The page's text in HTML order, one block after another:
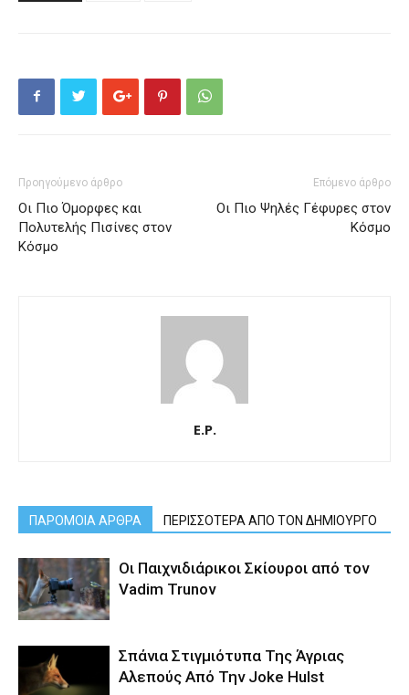
Προηγούμενο άρθρο
Οι Πιο Όμορφες και
Πολυτελής Πισίνες στον
Κόσμο
Επόμενο άρθρο
Οι Πιο Ψηλές Γέφυρες στον
Κόσμο
E.P.
ΠΑΡΟΜΟΙΑ ΑΡΘΡΑ ΠΕΡΙΣΣΟΤΕΡΑ ΑΠΟ ΤΟΝ ΔΗΜΙΟΥΡΓΟ
Οι Παιχνιδιάρικοι Σκίουροι από τον
Vadim Trunov
Σπάνια Στιγμιότυπα Της Άγριας
Αλεπούς Από Την Joke Hulst